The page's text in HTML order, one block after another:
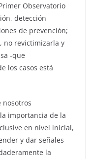
Observatorio
detección
de prevención;
no revictimizarla y
-que
los casos está
nosotros
importancia de la
en nivel inicial,
y dar señales
la